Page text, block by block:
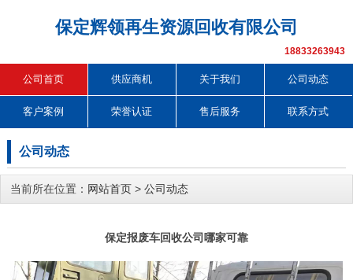
保定辉领再生资源回收有限公司
18833263943
公司首页 供应商机 关于我们 公司动态
客户案例 荣誉认证 售后服务 联系方式
公司动态
当前所在位置： 网站首页 > 公司动态
保定报废车回收公司哪家可靠